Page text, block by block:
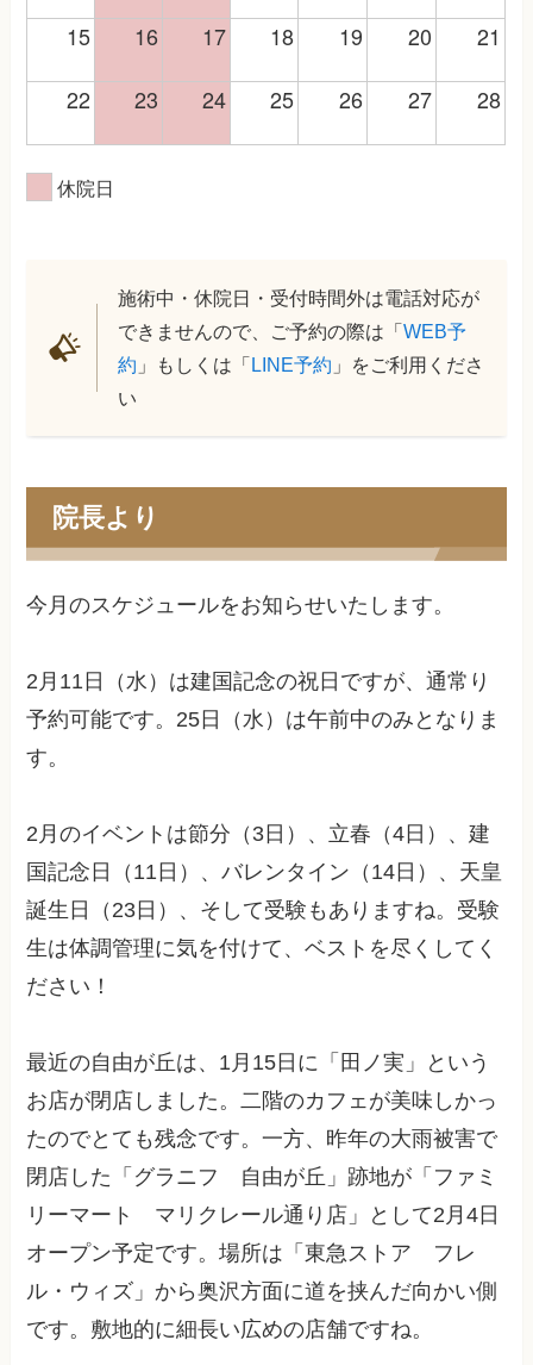
15 16 17 18 19 20 21
22 23 24 25 26 27 28
休院日
施術中・休院日・受付時間外は電話対応が
できませんので、ご予約の際は「WEB予
約 」もしくは「LINE予約 」をご利用くださ
い
院長より
今月のスケジュールをお知らせいたします。
2月11日（水）は建国記念の祝日ですが、通常り
予約可能です。25日（水）は午前中のみとなりま
す。
2月のイベントは節分（3日）、立春（4日）、建
国記念日（11日）、バレンタイン（14日）、天皇
誕生日（23日）、そして受験もありますね。受験
生は体調管理に気を付けて、ベストを尽くしてく
ださい！
最近の自由が丘は、1月15日に「田ノ実」という
お店が閉店しました。二階のカフェが美味しかっ
たのでとても残念です。一方、昨年の大雨被害で
閉店した「グラニフ 自由が丘」跡地が「ファミ
リーマート マリクレール通り店」として2月4日
オープン予定です。場所は「東急ストア フレ
ル・ウィズ」から奥沢方面に道を挟んだ向かい側
です。敷地的に細長い広めの店舗ですね。